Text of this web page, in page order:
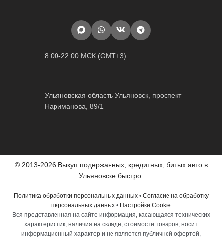
8:00-22:00 МСК (GMT+3)
Ульяновская область Ульяновск, проспект
Нариманова, 89/1
© 2013-2026 Выкуп подержанных, кредитных, битых авто в
Ульяновске быстро.
Политика обработки персональных данных• Согласие на обработку
персональных данных • Настройки Cookie
Вся представленная на сайте информация, касающаяся технических
характеристик, наличия на складе, стоимости товаров, носит
информационный характер и не является публичной офертой,